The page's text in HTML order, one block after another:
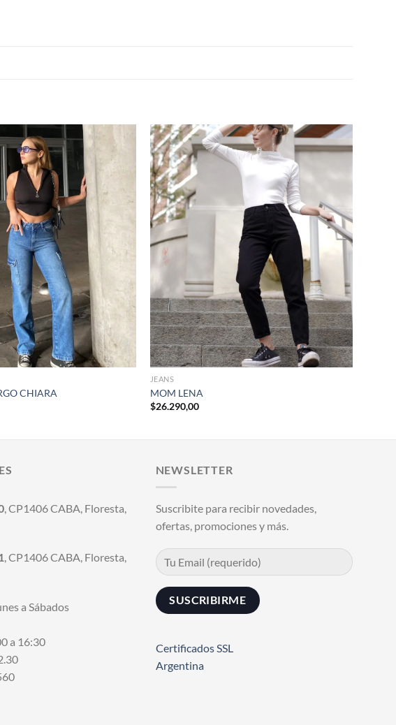
CHIARA
+
JEANS
MOM LENA
$26.290,00
, CP1406 CABA, Floresta,
, CP1406 CABA, Floresta,
a Sábados
a 16:30
NEWSLETTER
Suscribite para recibir novedades,
ofertas, promociones y más.
Certificados SSL
Argentina